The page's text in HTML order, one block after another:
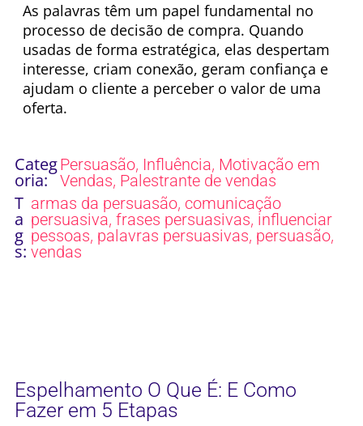
As palavras têm um papel fundamental no
processo de decisão de compra. Quando
usadas de forma estratégica, elas despertam
interesse, criam conexão, geram confiança e
ajudam o cliente a perceber o valor de uma
oferta.
Categ
oria:
Persuasão, Influência, Motivação em
Vendas, Palestrante de vendas
T
a
g
s:
armas da persuasão, comunicação
persuasiva, frases persuasivas, influenciar
pessoas, palavras persuasivas, persuasão,
vendas
Espelhamento O Que É: E Como
Fazer em 5 Etapas